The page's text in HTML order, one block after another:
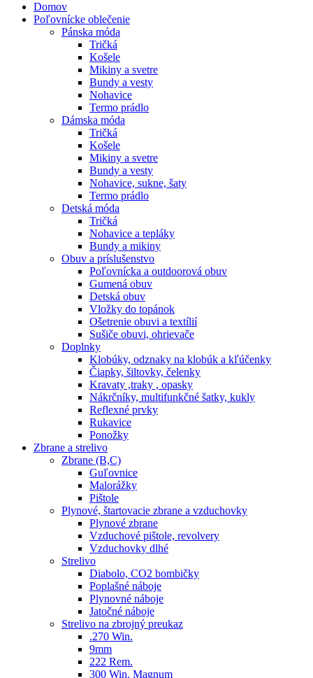
Domov
Poľovnícke oblečenie
Pánska móda
Tričká
Košele
Mikiny a svetre
Bundy a vesty
Nohavice
Termo prádlo
Dámska móda
Tričká
Košele
Mikiny a svetre
Bundy a vesty
Nohavice, sukne, šaty
Termo prádlo
Detská móda
Tričká
Nohavice a tepláky
Bundy a mikiny
Obuv a príslušenstvo
Poľovnícka a outdoorová obuv
Gumená obuv
Detská obuv
Vložky do topánok
Ošetrenie obuvi a textílií
Sušiče obuvi, ohrievače
Doplnky
Klobúky, odznaky na klobúk a kľúčenky
Čiapky, šiltovky, čelenky
Kravaty ,traky , opasky
Nákrčníky, multifunkčné šatky, kukly
Reflexné prvky
Rukavice
Ponožky
Zbrane a strelivo
Zbrane (B,C)
Guľovnice
Malorážky
Pištole
Plynové, štartovacie zbrane a vzduchovky
Plynové zbrane
Vzduchové pištole, revolvery
Vzduchovky dlhé
Strelivo
Diabolo, CO2 bombičky
Poplašné náboje
Plynovné náboje
Jatočné náboje
Strelivo na zbrojný preukaz
.270 Win.
9mm
222 Rem.
300 Win. Magnum